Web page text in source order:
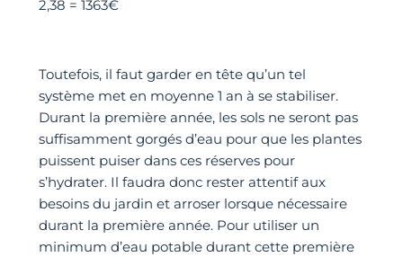
2,38 = 1363€
Toutefois, il faut garder en tête qu’un tel
système met en moyenne 1 an à se stabiliser.
Durant la première année, les sols ne seront pas
suffisamment gorgés d’eau pour que les plantes
puissent puiser dans ces réserves pour
s’hydrater. Il faudra donc rester attentif aux
besoins du jardin et arroser lorsque nécessaire
durant la première année. Pour utiliser un
minimum d’eau potable durant cette première